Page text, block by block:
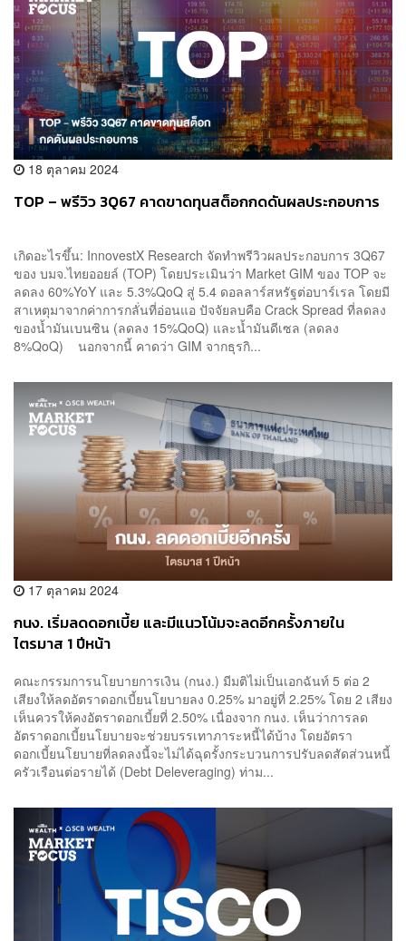
18 ตุลาคม 2024
TOP – พรีวิว 3Q67 คาดขาดทุนสต็อกกดดันผลประกอบการ
เกิดอะไรขึ้น: InnovestX Research จัดทำพรีวิวผลประกอบการ 3Q67
ของ บมจ.ไทยออยล์ (TOP) โดยประเมินว่า Market GIM ของ TOP จะ
ลดลง 60%YoY และ 5.3%QoQ สู่ 5.4 ดอลลาร์สหรัฐต่อบาร์เรล โดยมี
สาเหตุมาจากค่าการกลั่นที่อ่อนแอ ปัจจัยลบคือ Crack Spread ที่ลดลง
ของน้ำมันเบนซิน (ลดลง 15%QoQ) และน้ำมันดีเซล (ลดลง
8%QoQ) นอกจากนี้ คาดว่า GIM จากธุรกิ...
17 ตุลาคม 2024
กนง. เริ่มลดดอกเบี้ย และมีแนวโน้มจะลดอีกครั้งภายใน
ไตรมาส 1 ปีหน้า
คณะกรรมการนโยบายการเงิน (กนง.) มีมติไม่เป็นเอกฉันท์ 5 ต่อ 2
เสียงให้ลดอัตราดอกเบี้ยนโยบายลง 0.25% มาอยู่ที่ 2.25% โดย 2 เสียง
เห็นควรให้คงอัตราดอกเบี้ยที่ 2.50% เนื่องจาก กนง. เห็นว่าการลด
อัตราดอกเบี้ยนโยบายจะช่วยบรรเทาภาระหนี้ได้บ้าง โดยอัตรา
ดอกเบี้ยนโยบายที่ลดลงนี้จะไม่ได้ฉุดรั้งกระบวนการปรับลดสัดส่วนหนี้
ครัวเรือนต่อรายได้ (Debt Deleveraging) ท่าม...